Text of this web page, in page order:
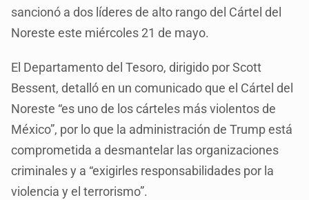
sancionó a dos líderes de alto rango del Cártel del
Noreste este miércoles 21 de mayo.
El Departamento del Tesoro, dirigido por Scott
Bessent, detalló en un comunicado que el Cártel del
Noreste “es uno de los cárteles más violentos de
México”, por lo que la administración de Trump está
comprometida a desmantelar las organizaciones
criminales y a “exigirles responsabilidades por la
violencia y el terrorismo”.